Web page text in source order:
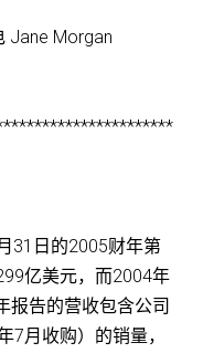
Jane Morgan
31日的2005财年第
亿美元，而2004年
报告的营收包含公司
7月收购）的销量，